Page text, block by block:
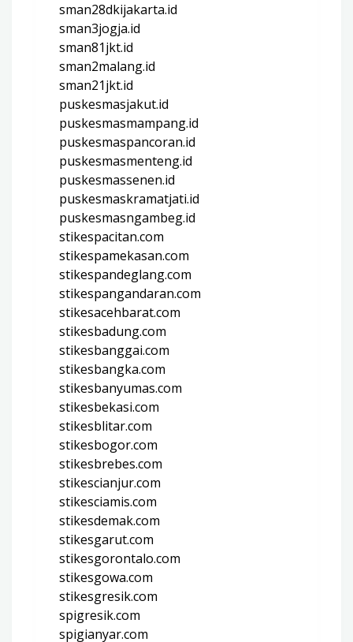
sman28dkijakarta.id
sman3jogja.id
sman81jkt.id
sman2malang.id
sman21jkt.id
puskesmasjakut.id
puskesmasmampang.id
puskesmaspancoran.id
puskesmasmenteng.id
puskesmassenen.id
puskesmaskramatjati.id
puskesmasngambeg.id
stikespacitan.com
stikespamekasan.com
stikespandeglang.com
stikespangandaran.com
stikesacehbarat.com
stikesbadung.com
stikesbanggai.com
stikesbangka.com
stikesbanyumas.com
stikesbekasi.com
stikesblitar.com
stikesbogor.com
stikesbrebes.com
stikescianjur.com
stikesciamis.com
stikesdemak.com
stikesgarut.com
stikesgorontalo.com
stikesgowa.com
stikesgresik.com
spigresik.com
spigianyar.com